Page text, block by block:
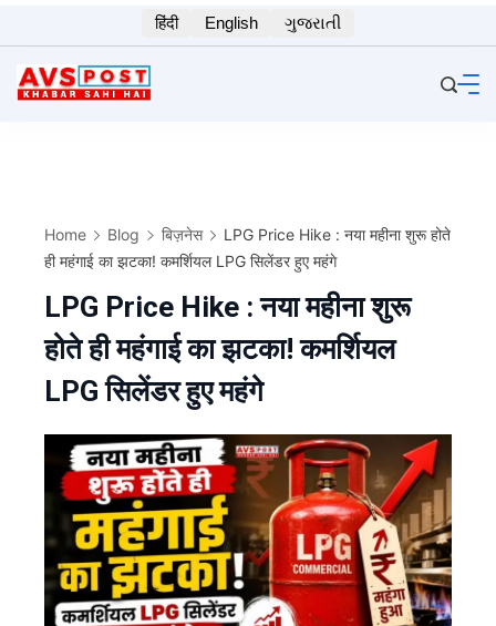
to
content
हिंदी English ગુજરાતી
Home Blog बिज़नेस
LPG Price Hike : नया महीना शुरू होते
ही महंगाई का झटका! कमर्शियल LPG सिलेंडर हुए महंगे
LPG Price Hike : नया महीना शुरू
होते ही महंगाई का झटका! कमर्शियल
LPG सिलेंडर हुए महंगे